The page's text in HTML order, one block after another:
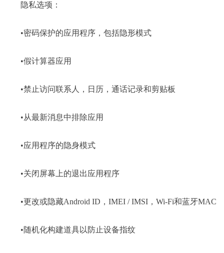
隐私选项：
•密码保护的应用程序，包括隐形模式
•假计算器应用
•禁止访问联系人，日历，通话记录和剪贴板
•从最新消息中排除应用
•应用程序的隐身模式
•关闭屏幕上的退出应用程序
•更改或隐藏Android ID，IMEI / IMSI，Wi-Fi和蓝牙MAC
•随机化构建道具以防止设备指纹